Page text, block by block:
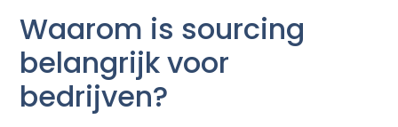
Waarom is sourcing
belangrijk voor
bedrijven?